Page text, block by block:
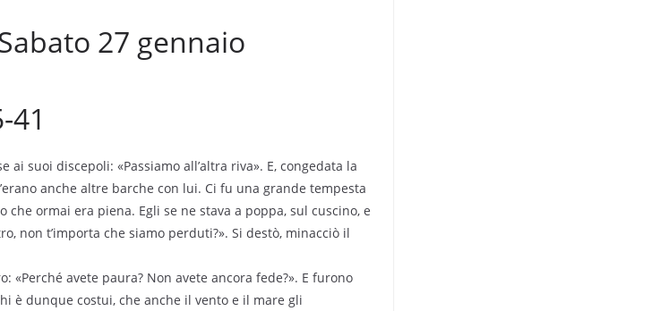
27 gennaio
41
suoi discepoli: «Passiamo all’altra riva». E, congedata la
anche altre barche con lui. Ci fu una grande tempesta
ormai era piena. Egli se ne stava a poppa, sul cuscino, e
non t’importa che siamo perduti?». Si destò, minacciò il
«Perché avete paura? Non avete ancora fede?». E furono
è dunque costui, che anche il vento e il mare gli